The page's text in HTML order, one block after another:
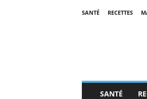
SANTÉ RECETTES
SANTÉ